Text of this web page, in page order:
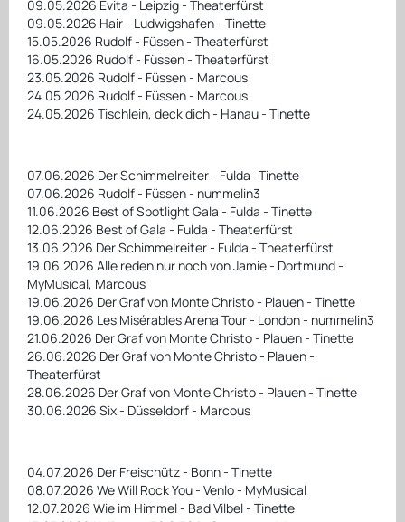
09.05.2026 Evita - Leipzig - Theaterfürst
09.05.2026 Hair - Ludwigshafen - Tinette
15.05.2026 Rudolf - Füssen - Theaterfürst
16.05.2026 Rudolf - Füssen - Theaterfürst
23.05.2026 Rudolf - Füssen - Marcous
24.05.2026 Rudolf - Füssen - Marcous
24.05.2026 Tischlein, deck dich - Hanau - Tinette
07.06.2026 Der Schimmelreiter - Fulda- Tinette
07.06.2026 Rudolf - Füssen - nummelin3
11.06.2026 Best of Spotlight Gala - Fulda - Tinette
12.06.2026 Best of Gala - Fulda - Theaterfürst
13.06.2026 Der Schimmelreiter - Fulda - Theaterfürst
19.06.2026 Alle reden nur noch von Jamie - Dortmund -
MyMusical, Marcous
19.06.2026 Der Graf von Monte Christo - Plauen - Tinette
19.06.2026 Les Misérables Arena Tour - London - nummelin3
21.06.2026 Der Graf von Monte Christo - Plauen - Tinette
26.06.2026 Der Graf von Monte Christo - Plauen -
Theaterfürst
28.06.2026 Der Graf von Monte Christo - Plauen - Tinette
30.06.2026 Six - Düsseldorf - Marcous
04.07.2026 Der Freischütz - Bonn - Tinette
08.07.2026 We Will Rock You - Venlo - MyMusical
12.07.2026 Wie im Himmel - Bad Vilbel - Tinette